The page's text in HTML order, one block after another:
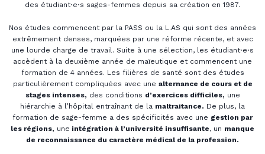
des étudiant⋅e⋅s sages-femmes depuis sa création en 1987.
Nos études commencent par la PASS ou la L.AS qui sont des années
extrêmement denses, marquées par une réforme récente, et avec
une lourde charge de travail. Suite à une sélection, les étudiant⋅e⋅s
accèdent à la deuxième année de maïeutique et commencent une
formation de 4 années. Les filières de santé sont des études
particulièrement compliquées avec une alternance de cours et de
stages intenses, des conditions d’exercices difficiles, une
hiérarchie à l’hôpital entraînant de la maltraitance. De plus, la
formation de sage-femme a des spécificités avec une gestion par
les régions, une intégration à l’université insuffisante, un manque
de reconnaissance du caractère médical de la profession.